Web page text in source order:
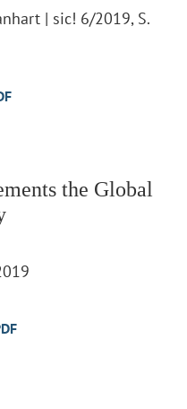
| sic! 6/2019, S.
the Global